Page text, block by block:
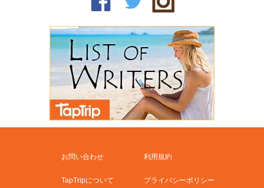
お問い合わせ 利用規約
TapTripについて プライバシーポリシー